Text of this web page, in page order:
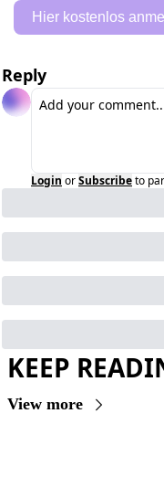
Hier kostenlos
Reply
Login orSubscribeto
KEEP
View more